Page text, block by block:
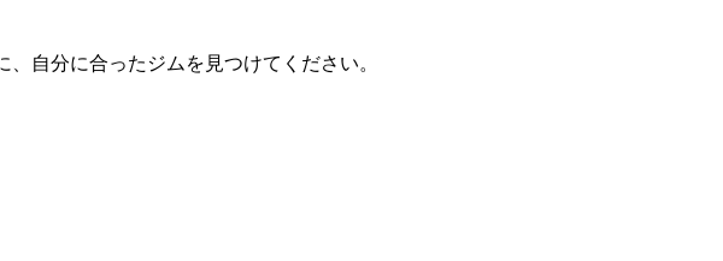
自分に合ったジムを見つけてください。